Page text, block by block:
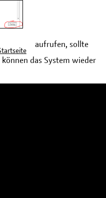
aufrufen, sollte
das System wieder